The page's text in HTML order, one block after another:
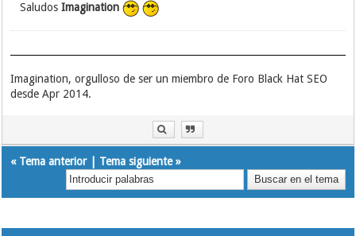
SaludosImagination
Imagination, orgulloso de ser un miembro de Foro Black Hat SEO
desde Apr 2014.
« Tema anterior| Tema siguiente»